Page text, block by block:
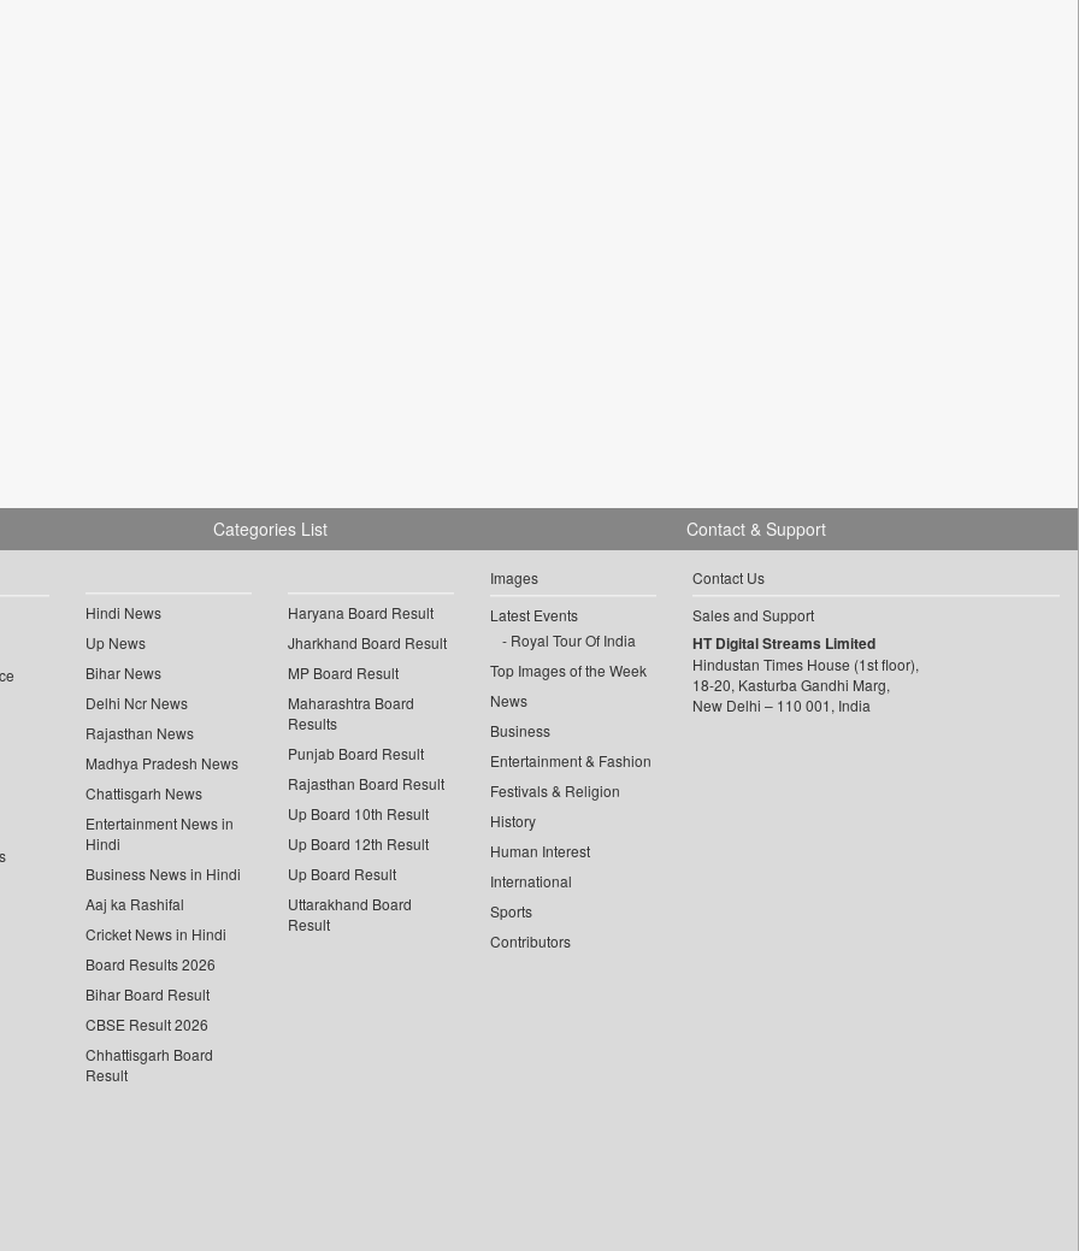
Categories List
Hindi News
Up News
Bihar News
Delhi Ncr News
Rajasthan News
Madhya Pradesh News
Chattisgarh News
Entertainment News in
Hindi
Business News in Hindi
Aaj ka Rashifal
Cricket News in Hindi
Board Results 2026
Bihar Board Result
CBSE Result 2026
Chhattisgarh Board
Result
Haryana Board Result
Jharkhand Board Result
MP Board Result
Maharashtra Board
Results
Punjab Board Result
Rajasthan Board Result
Up Board 10th Result
Up Board 12th Result
Up Board Result
Uttarakhand Board
Result
Images
Latest Events
Royal Tour Of India
Top Images of the Week
News
Business
Entertainment & Fashion
Festivals & Religion
History
Human Interest
International
Sports
Contributors
Contact & Support
Contact Us
Sales and Support
HT Digital Streams Limited
Hindustan Times House (1st floor),
18-20, Kasturba Gandhi Marg,
New Delhi – 110 001, India